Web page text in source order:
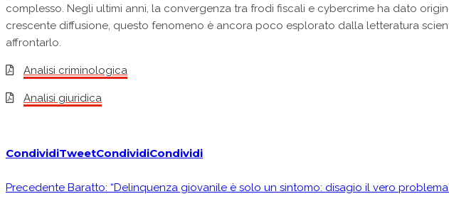
complesso. Negli ultimi anni, la convergenza tra frodi fiscali e cybercrime ha dato
crescente diffusione, questo fenomeno è ancora poco esplorato dalla letteratura
affrontarlo.
Analisi criminologica
Analisi giuridica
CondividiTweetCondividiCondividi
Precedente Baratto: “Delinquenza giovanile è solo un sintomo: disagio il vero